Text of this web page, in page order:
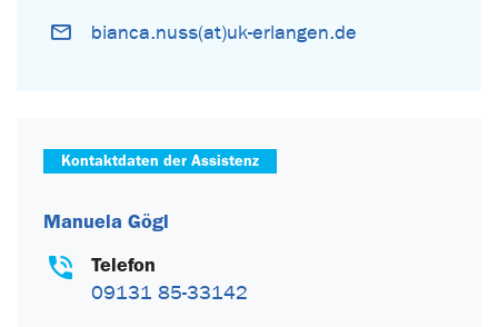
bianca.nuss(at)uk-erlangen.de
Kontaktdaten der Assistenz
Manuela Gögl
Telefon
09131 85-33142